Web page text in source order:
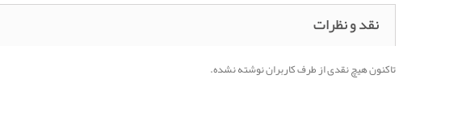
نقد و نظرات
تاکنون هیچ نقدی از طرف کاربران نوشته نشده.